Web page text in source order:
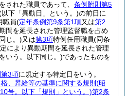
された職員であって、 条例附則第5
以下「異動日」という。)の前日に
職員(定年条例第9条第1項又は第2
間を延長された管理監督職を占め
じ。)又は第3項特例任用職員(同条
により異動期間を延長された管理
いう。以下同じ。)であったものを
3項に規定する特定日をいう。
、昇給等の基準に関する規則 (昭
号。以下「規則」という。)第2条